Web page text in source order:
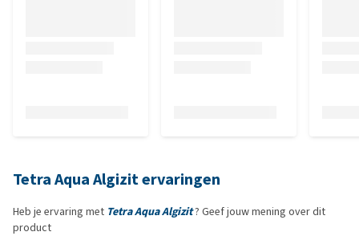
Tetra Aqua Algizit ervaringen
Heb je ervaring met Tetra Aqua Algizit? Geef jouw mening over dit
product